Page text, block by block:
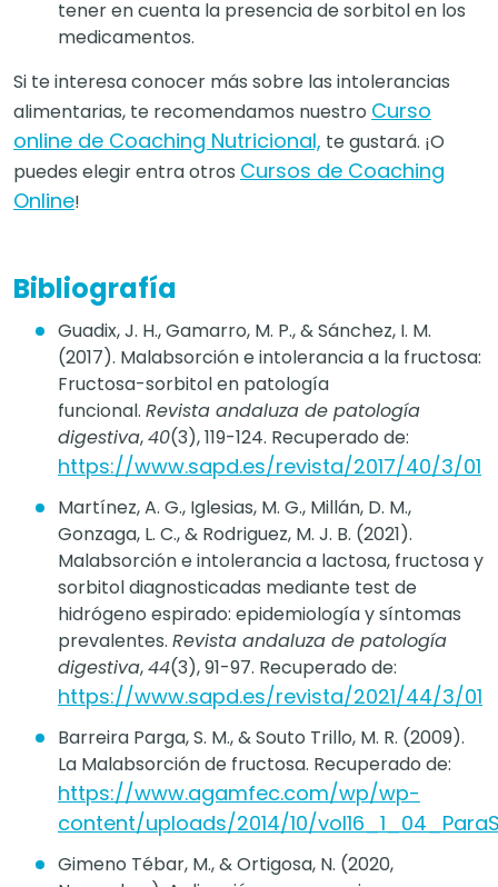
tener en cuenta la presencia de sorbitol en los
medicamentos.
Si te interesa conocer más sobre las intolerancias
alimentarias, te recomendamos nuestro Curso
online de Coaching Nutricional, te gustará. ¡O
puedes elegir entra otros Cursos de Coaching
Online!
Bibliografía
Guadix, J. H., Gamarro, M. P., & Sánchez, I. M.
(2017). Malabsorción e intolerancia a la fructosa:
Fructosa-sorbitol en patología
funcional. Revista andaluza de patología
digestiva,40(3), 119-124. Recuperado de:
https://www.sapd.es/revista/2017/40/3/01
Martínez, A. G., Iglesias, M. G., Millán, D. M.,
Gonzaga, L. C., & Rodriguez, M. J. B. (2021).
Malabsorción e intolerancia a lactosa, fructosa y
sorbitol diagnosticadas mediante test de
hidrógeno espirado: epidemiología y síntomas
prevalentes. Revista andaluza de patología
digestiva,44(3), 91-97. Recuperado de:
https://www.sapd.es/revista/2021/44/3/01
Barreira Parga, S. M., & Souto Trillo, M. R. (2009).
La Malabsorción de fructosa. Recuperado de:
https://www.agamfec.com/wp/wp-
content/uploads/2014/10/
Gimeno Tébar, M., & Ortigosa, N. (2020,